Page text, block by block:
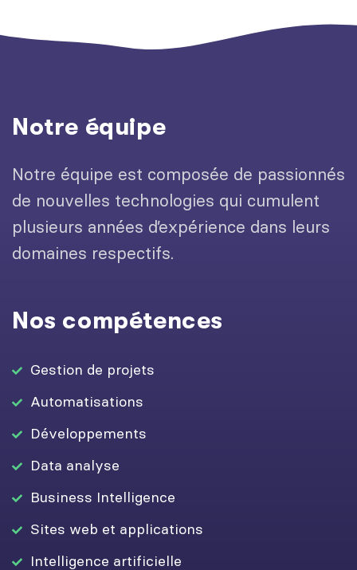
Notre équipe
Notre équipe est composée de passionnés
de nouvelles technologies qui cumulent
plusieurs années d’expérience dans leurs
domaines respectifs.
Nos compétences
Gestion de projets
Automatisations
Développements
Data analyse
Business Intelligence
Sites web et applications
Intelligence artificielle